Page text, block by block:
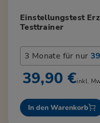
Einstellungstest
Testtrainer
3 Monate für nur
39,90 €inkl.
In den Warenkorb